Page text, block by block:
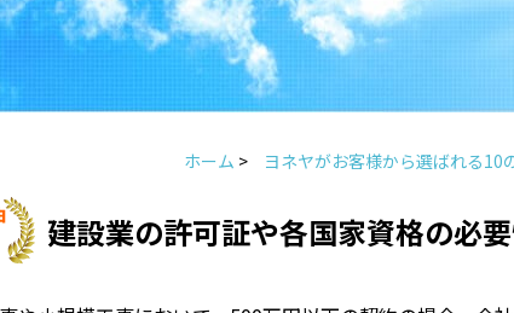
ホーム > ヨネヤがお客様から選ばれる10
建設業の許可証や各国家資格の必